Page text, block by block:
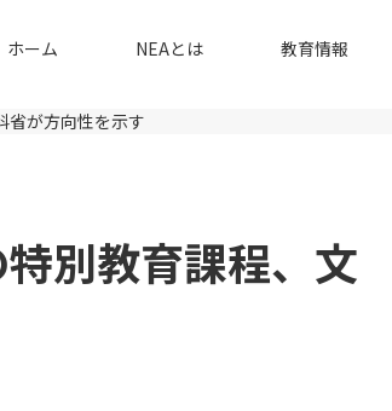
ホーム NEAとは 教育情報
が方向性を示す
別教育課程、文